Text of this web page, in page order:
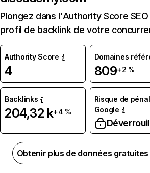
Plongez dans l'Authority Score
profil de backlink de votre
Authority Score
4
Domaines
809+2 %
Backlinks
204,32 k+4 %
Risque de
Google
Obtenir plus de données